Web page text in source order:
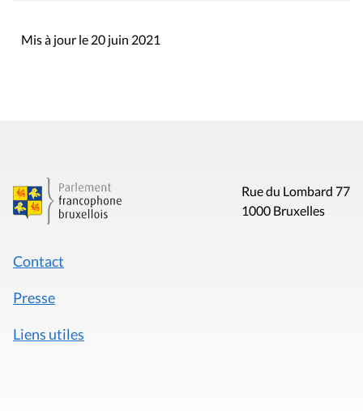
Mis à jour le 20 juin 2021
Rue du Lombard 77
1000 Bruxelles
Contact
Presse
Liens utiles